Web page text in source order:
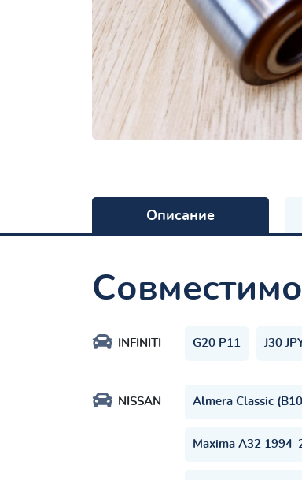
Описание
INFINITI G20 P11 J30
NISSAN Almera Classic
Maxima A32 1994-